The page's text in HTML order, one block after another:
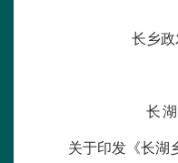
长乡
长
关于印发《长湖